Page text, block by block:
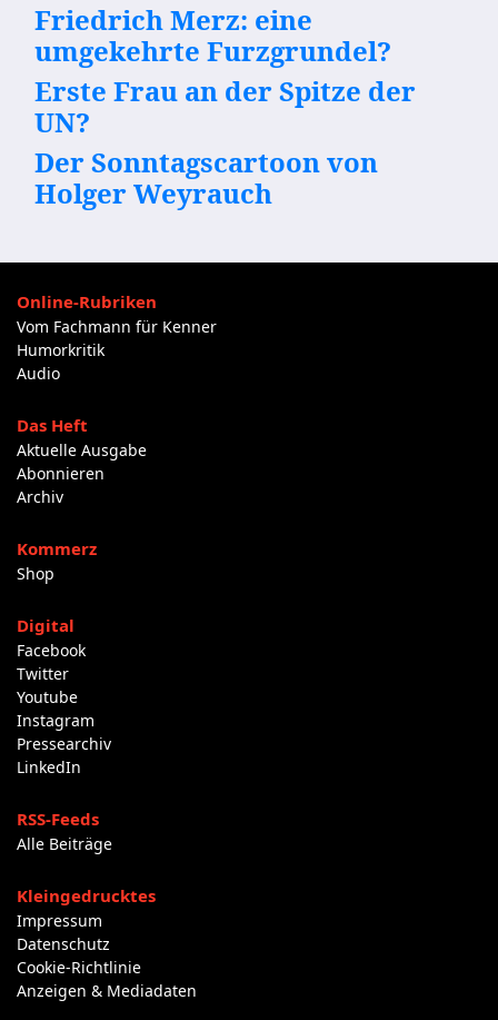
Friedrich Merz: eine
umgekehrte Furzgrundel?
Erste Frau an der Spitze der
UN?
Der Sonntagscartoon von
Holger Weyrauch
Online-Rubriken
Vom Fachmann für Kenner
Humorkritik
Audio
Das Heft
Aktuelle Ausgabe
Abonnieren
Archiv
Kommerz
Shop
Digital
Facebook
Twitter
Youtube
Instagram
Pressearchiv
LinkedIn
RSS-Feeds
Alle Beiträge
Kleingedrucktes
Impressum
Datenschutz
Cookie-Richtlinie
Anzeigen & Mediadaten